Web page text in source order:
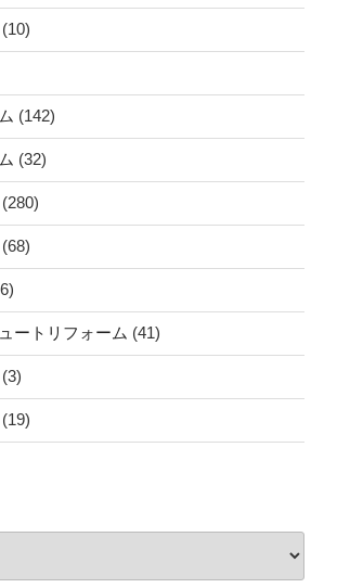
(10)
(142)
(32)
(280)
(68)
ートリフォーム (41)
(3)
(19)